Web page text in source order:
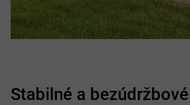
Stabilné a